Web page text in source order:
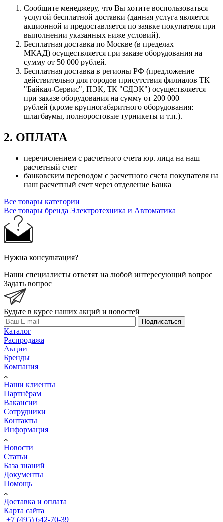
Сообщите менеджеру, что Вы хотите воспользоваться
услугой бесплатной доставки (данная услуга является
акционной и предоставляется по заявке покупателя при
выполнении указанных ниже условий).
Бесплатная доставка по Москве (в пределах
МКАД) осуществляется при заказе оборудования на
сумму от 50 000 рублей.
Бесплатная доставка в регионы РФ (предложение
действительно для городов присутствия филиалов ТК
"Байкал-Сервис", ПЭК, ТК "СДЭК") осуществляется
при заказе оборудования на сумму от 200 000
рублей (кроме крупногабаритного оборудования:
шлагбаумы, полноростовые турникеты и т.п.).
2. ОПЛАТА
перечислением с расчетного счета юр. лица на наш
расчетный счет
банковским переводом с расчетного счета покупателя на
наш расчетный счет через отделение Банка
Все товары категории
Все товары бренда Электротехника и Автоматика
Нужна консультация?
Наши специалисты ответят на любой интересующий вопрос
Задать вопрос
Будьте в курсе наших акций и новостей
Подписаться
Каталог
Распродажа
Акции
Бренды
Компания
Наши клиенты
Партнёрам
Вакансии
Сотрудники
Контакты
Информация
Новости
Статьи
База знаний
Документы
Помощь
Доставка и оплата
Карта сайта
+7 (495) 642-70-39